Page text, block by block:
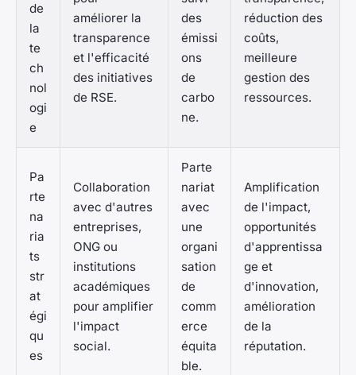
de
la
te
ch
nol
ogi
e
améliorer la
transparence
et l'efficacité
des initiatives
de RSE.
des
émissi
ons
de
carbo
ne.
réduction des
coûts,
meilleure
gestion des
ressources.
Pa
rte
na
ria
ts
str
at
égi
qu
es
Collaboration
avec d'autres
entreprises,
ONG ou
institutions
académiques
pour amplifier
l'impact
social.
Parte
nariat
avec
une
organi
sation
de
comm
erce
équita
ble.
Amplification
de l'impact,
opportunités
d'apprentissa
ge et
d'innovation,
amélioration
de la
réputation.